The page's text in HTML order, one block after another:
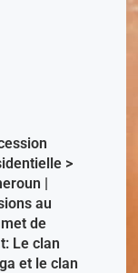
>
|
au
de
Le clan
et le clan